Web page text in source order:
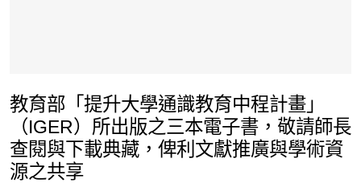
教育部「提升大學通識教育中程計畫」
（IGER）所出版之三本電子書，敬請師長
查閱與下載典藏，俾利文獻推廣與學術資
源之共享